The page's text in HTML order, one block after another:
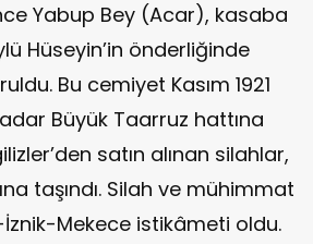
Yabup Bey (Acar), kasaba
Hüseyin’in önderliğinde
Bu cemiyet Kasım 1921
Büyük Taarruz hattına
satın alınan silahlar,
taşındı. Silah ve mühimmat
Mekece istikâmeti oldu.